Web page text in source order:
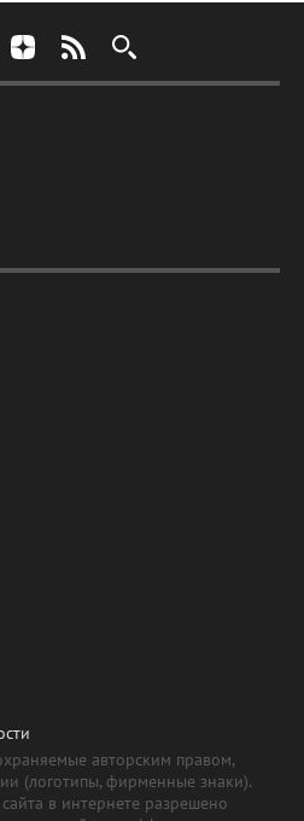
авторским правом,
(логотипы, фирменные знаки).
в интернете разрешено